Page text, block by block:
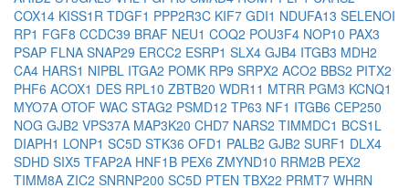
COX14 KISS1R TDGF1 PPP2R3C KIF7 GDI1 NDUFA13 SELENOI
RP1 FGF8 CCDC39 BRAF NEU1 COQ2 POU3F4 NOP10 PAX3
PSAP FLNA SNAP29 ERCC2 ESRP1 SLX4 GJB4 ITGB3 MDH2
CA4 HARS1 NIPBL ITGA2 POMK RP9 SRPX2 ACO2 BBS2 PITX2
PHF6 ACOX1 DES RPL10 ZBTB20 WDR11 MTRR PGM3 KCNQ1
MYO7A OTOF WAC STAG2 PSMD12 TP63 NF1 ITGB6 CEP250
NOG GJB2 VPS37A MAP3K20 CHD7 NARS2 TIMMDC1 BCS1L
DIAPH1 LONP1 SC5D STK36 OFD1 PALB2 GJB2 SURF1 DLX4
SDHD SIX5 TFAP2A HNF1B PEX6 ZMYND10 RRM2B PEX2
TIMM8A ZIC2 SNRNP200 SC5D PTEN TBX22 PRMT7 WHRN